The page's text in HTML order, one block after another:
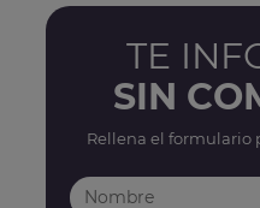
TE
SIN
Rellena el formulario